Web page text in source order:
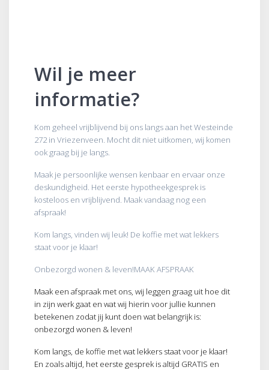
Wil je meer
informatie?
Kom geheel vrijblijvend bij ons langs aan het Westeinde
272 in Vriezenveen. Mocht dit niet uitkomen, wij komen
ook graag bij je langs.
Maak je persoonlijke wensen kenbaar en ervaar onze
deskundigheid. Het eerste hypotheekgesprek is
kosteloos en vrijblijvend. Maak vandaag nog een
afspraak!
Kom langs, vinden wij leuk! De koffie met wat lekkers
staat voor je klaar!
Onbezorgd wonen & leven!MAAK AFSPRAAK
Maak een afspraak met ons, wij leggen graag uit hoe dit
in zijn werk gaat en wat wij hierin voor jullie kunnen
betekenen zodat jij kunt doen wat belangrijk is:
onbezorgd wonen & leven!
Kom langs, de koffie met wat lekkers staat voor je klaar!
En zoals altijd, het eerste gesprek is altijd GRATIS en